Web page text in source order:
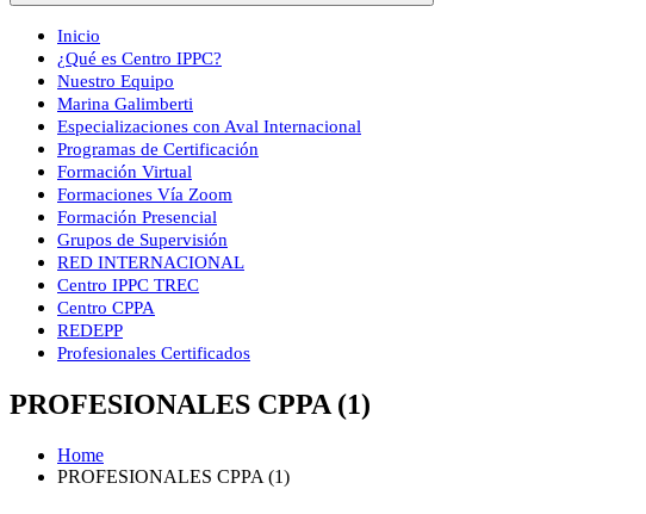
Inicio
¿Qué es Centro IPPC?
Nuestro Equipo
Marina Galimberti
Especializaciones con Aval Internacional
Programas de Certificación
Formación Virtual
Formaciones Vía Zoom
Formación Presencial
Grupos de Supervisión
RED INTERNACIONAL
Centro IPPC TREC
Centro CPPA
REDEPP
Profesionales Certificados
PROFESIONALES CPPA (1)
Home
PROFESIONALES CPPA (1)